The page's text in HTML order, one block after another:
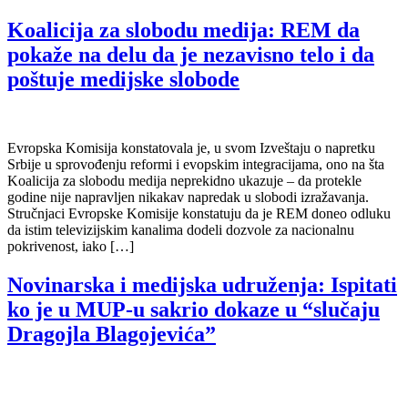
Koalicija za slobodu medija: REM da
pokaže na delu da je nezavisno telo i da
poštuje medijske slobode
Evropska Komisija konstatovala je, u svom Izveštaju o napretku
Srbije u sprovođenju reformi i evopskim integracijama, ono na šta
Koalicija za slobodu medija neprekidno ukazuje – da protekle
godine nije napravljen nikakav napredak u slobodi izražavanja.
Stručnjaci Evropske Komisije konstatuju da je REM doneo odluku
da istim televizijskim kanalima dodeli dozvole za nacionalnu
pokrivenost, iako […]
Novinarska i medijska udruženja: Ispitati
ko je u MUP-u sakrio dokaze u “slučaju
Dragojla Blagojevića”